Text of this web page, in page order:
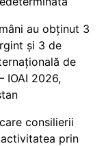
au obținut 3
și 3 de
de
IOAI 2026,
consilierii
prin